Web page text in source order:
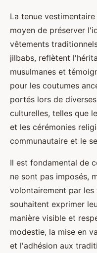
La tenue
moyen de préserver
vêtements
jilbabs, reflètent
musulmanes et
pour les coutumes
portés lors de
culturelles, telles que
et les cérémonies
communautaire et le
Il est fondamental de
ne sont pas imposés,
volontairement par les
souhaitent exprimer
manière visible et
modestie, la mise en
et l'adhésion aux